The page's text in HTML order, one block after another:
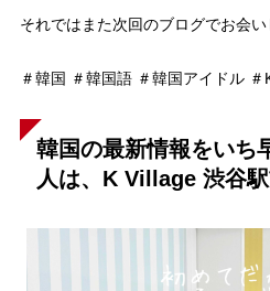
それではまた次回のブログでお会
＃韓国 ＃韓国語 ＃韓国アイドル ＃
韓国の最新情報をいち
人は、K Village 渋谷駅